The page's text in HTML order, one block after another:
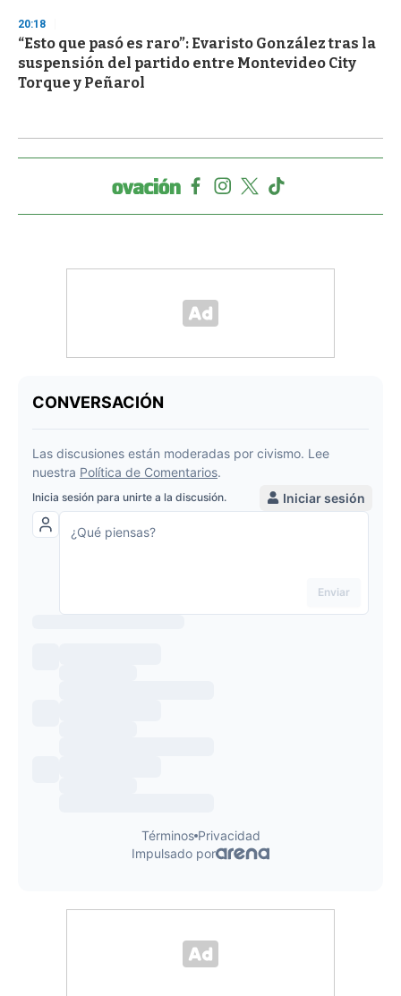
20:18
“Esto que pasó es raro”: Evaristo González tras la
suspensión del partido entre Montevideo City
Torque y Peñarol